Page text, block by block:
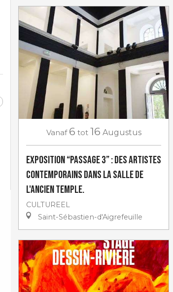
Vanaf 6 tot 16 Augustus
Exposition “Passage 3” : des artistes
contemporains dans la salle de
l'ancien Temple.
CULTUREEL
Saint-Sébastien-d'Aigrefeuille